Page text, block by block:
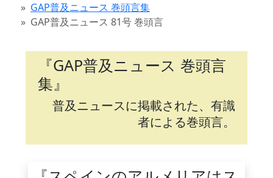
GAP普及ニュース 巻頭言集
GAP普及ニュース 81号 巻頭言
『GAP普及ニュース 巻頭言
集』
普及ニュースに掲載された、有識
者による巻頭言。